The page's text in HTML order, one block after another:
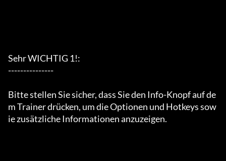
Sehr WICHTIG 1!:
---------------
Bitte stellen Sie sicher, dass Sie den Info-Knopf auf de
m Trainer drücken, um die Optionen und Hotkeys sow
ie zusätzliche Informationen anzuzeigen.